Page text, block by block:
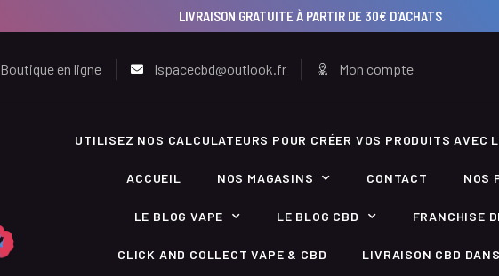
LIVRAISON GRATUITE À PARTIR DE 30€ D'ACHATS
Boutique en ligne lspacecbd@outlook.fr Mon compte
UTILISEZ NOS CALCULATEURS POUR CRÉER VOS PRODUITS AVEC
ACCUEIL NOS MAGASINS CONTACT NOS
LE BLOG VAPE LE BLOG CBD FRANCHISE
CLICK AND COLLECT VAPE & CBD LIVRAISON CBD